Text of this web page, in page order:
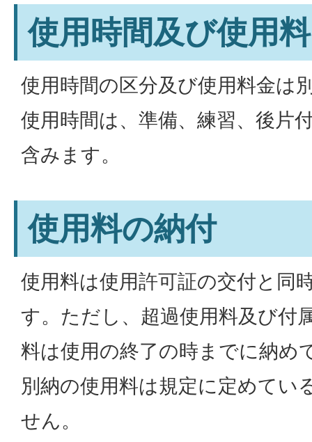
使用時間及び使用料
使用時間の区分及び使用料金は
使用時間は、準備、練習、後片
含みます。
使用料の納付
使用料は使用許可証の交付と同
す。ただし、超過使用料及び付
料は使用の終了の時までに納め
別納の使用料は規定に定めてい
せん。